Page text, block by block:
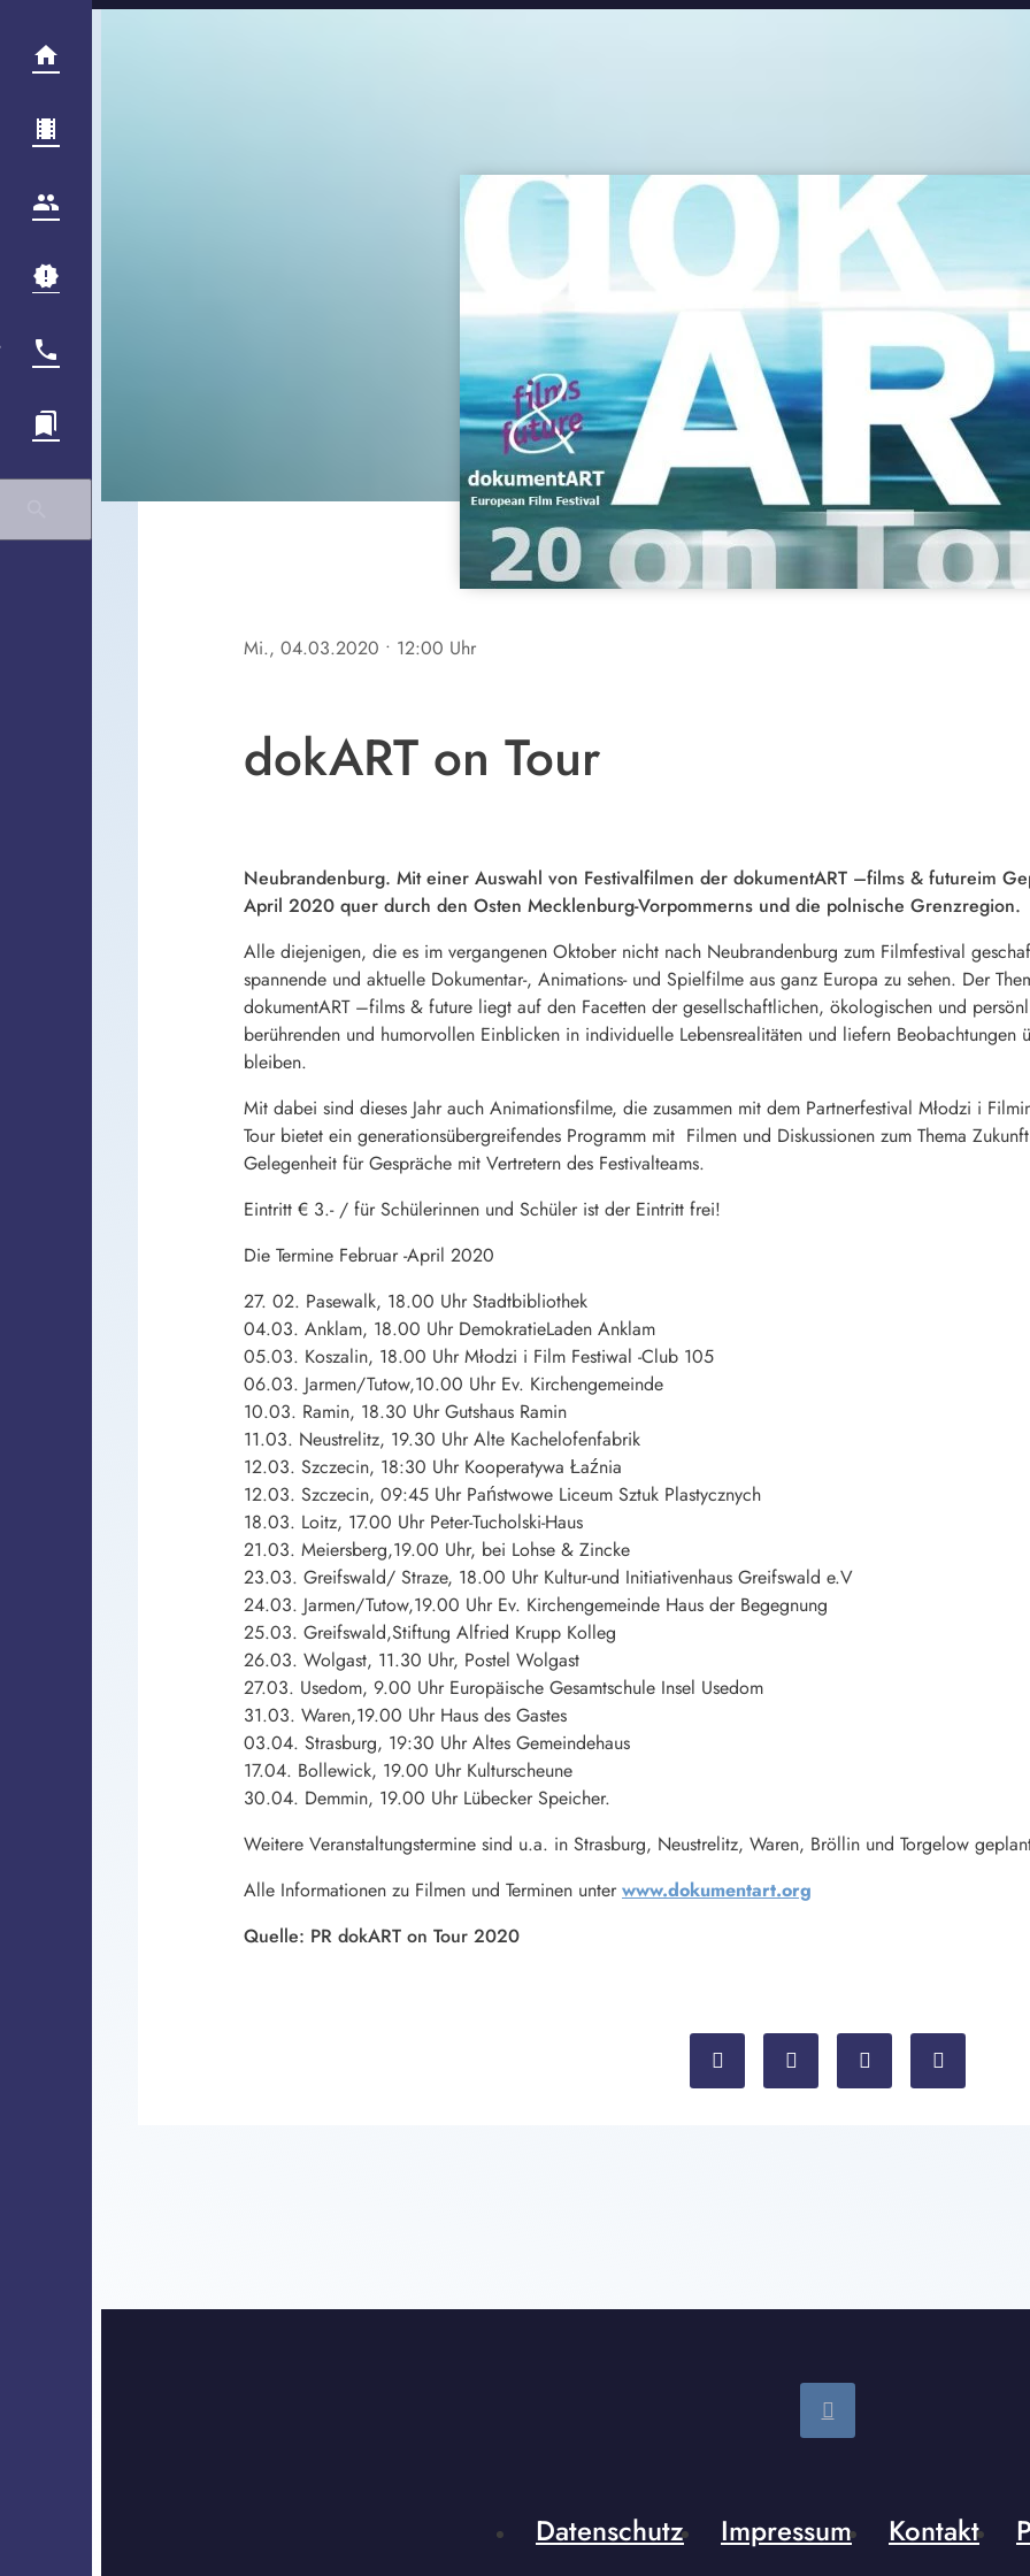
Mi., 04.03.2020 • 12:00 Uhr
dokART on Tour
Neubrandenburg. Mit einer Auswahl von Festivalfilmen der dokumentART –films & futureim
April 2020 quer durch den Osten Mecklenburg-Vorpommerns und die polnische Grenzregion.
Alle diejenigen, die es im vergangenen Oktober nicht nach Neubrandenburg zum Filmfestival
spannende und aktuelle Dokumentar-, Animations- und Spielfilme aus ganz Europa zu sehen. Der
dokumentART –films & future liegt auf den Facetten der gesellschaftlichen, ökologischen und
berührenden und humorvollen Einblicken in individuelle Lebensrealitäten und liefern
bleiben.
Mit dabei sind dieses Jahr auch Animationsfilme, die zusammen mit dem Partnerfestival Młodzi i
Tour bietet ein generationsübergreifendes Programm mit Filmen und Diskussionen zum Thema
Gelegenheit für Gespräche mit Vertretern des Festivalteams.
Eintritt € 3.- / für Schülerinnen und Schüler ist der Eintritt frei!
Die Termine Februar -April 2020
27. 02. Pasewalk, 18.00 Uhr Stadtbibliothek
04.03. Anklam, 18.00 Uhr DemokratieLaden Anklam
05.03. Koszalin, 18.00 Uhr Młodzi i Film Festiwal -Club 105
06.03. Jarmen/Tutow,10.00 Uhr Ev. Kirchengemeinde
10.03. Ramin, 18.30 Uhr Gutshaus Ramin
11.03. Neustrelitz, 19.30 Uhr Alte Kachelofenfabrik
12.03. Szczecin, 18:30 Uhr Kooperatywa Łaźnia
12.03. Szczecin, 09:45 Uhr Państwowe Liceum Sztuk Plastycznych
18.03. Loitz, 17.00 Uhr Peter-Tucholski-Haus
21.03. Meiersberg,19.00 Uhr, bei Lohse & Zincke
23.03. Greifswald/ Straze, 18.00 Uhr Kultur-und Initiativenhaus Greifswald e.V
24.03. Jarmen/Tutow,19.00 Uhr Ev. Kirchengemeinde Haus der Begegnung
25.03. Greifswald,Stiftung Alfried Krupp Kolleg
26.03. Wolgast, 11.30 Uhr, Postel Wolgast
27.03. Usedom, 9.00 Uhr Europäische Gesamtschule Insel Usedom
31.03. Waren,19.00 Uhr Haus des Gastes
03.04. Strasburg, 19:30 Uhr Altes Gemeindehaus
17.04. Bollewick, 19.00 Uhr Kulturscheune
30.04. Demmin, 19.00 Uhr Lübecker Speicher.
Weitere Veranstaltungstermine sind u.a. in Strasburg, Neustrelitz, Waren, Bröllin und Torgelow
Alle Informationen zu Filmen und Terminen unter www.dokumentart.org
Quelle: PR dokART on Tour 2020
Datenschutz Impressum Kontakt